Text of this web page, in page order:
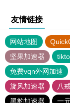
友情链接
网站地图
坚果加速器
免费vqn外网加速
旋风加速器
八
黑豹加速器
一